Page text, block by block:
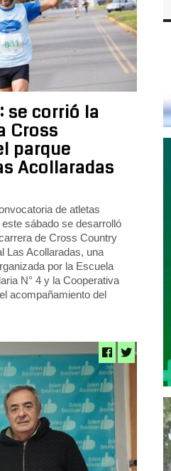
se corrió la
Cross
parque
Acollaradas
de atletas
sábado se desarrolló
de Cross Country
Las Acollaradas, una
por la Escuela
N° 4 y la Cooperativa
acompañamiento del